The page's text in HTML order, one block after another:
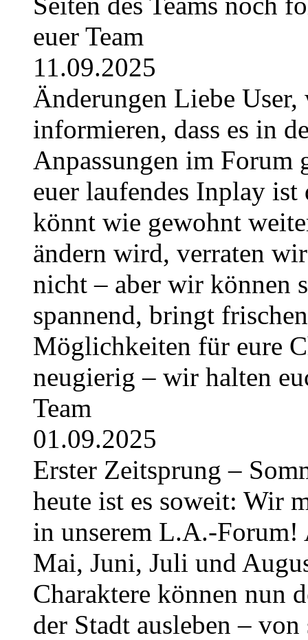
euer Team
11.09.2025
Änderungen Liebe
informieren, dass es in
Anpassungen im Forum
euer laufendes Inplay
könnt wie gewohnt
ändern wird, verraten
nicht – aber wir können
spannend, bringt
Möglichkeiten für eure
neugierig – wir halten
Team
01.09.2025
Erster Zeitsprung –
heute ist es soweit: Wir
in unserem L.A.-
Mai, Juni, Juli und
Charaktere können nun
der Stadt ausleben –